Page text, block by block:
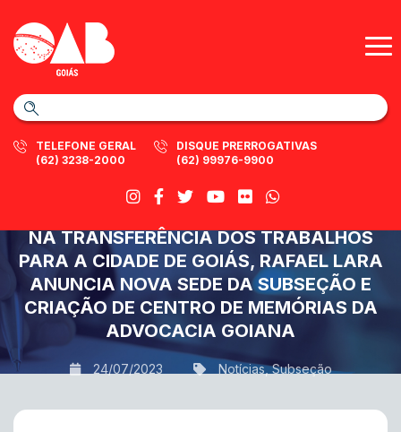
TELEFONE GERAL
(62) 3238-2000
DISQUE PRERROGATIVAS
(62) 99976-9900
NA TRANSFERÊNCIA DOS TRABALHOS
PARA A CIDADE DE GOIÁS, RAFAEL LARA
ANUNCIA NOVA SEDE DA SUBSEÇÃO E
CRIAÇÃO DE CENTRO DE MEMÓRIAS DA
ADVOCACIA GOIANA
24/07/2023 Notícias,Subseção